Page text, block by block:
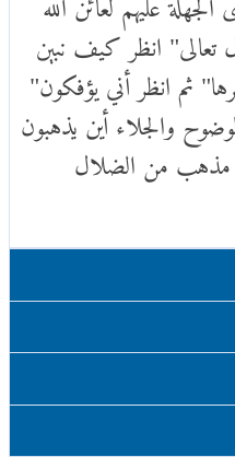
تعالى" انظر كيف نبين
ثم انظر أني يؤفكون"
والجلاء أين يذهبون
مذهب من الضلال